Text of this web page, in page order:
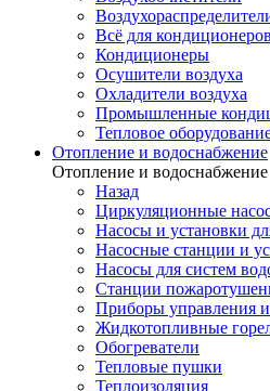
Всё для
Кондиционеры
Осушители воздуха
Охладители воздуха
Промышленные
Тепловое
Отопление и водоснабжение
Отопление и водоснабжение
Назад
Циркуляционные
Насосы и установки
Насосные станции и
Насосы для систем
Станции
Приборы управления
Жидкотопливные
Обогреватели
Тепловые пушки
Теплоизоляция